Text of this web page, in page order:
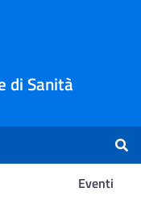
di Sanità
Eventi